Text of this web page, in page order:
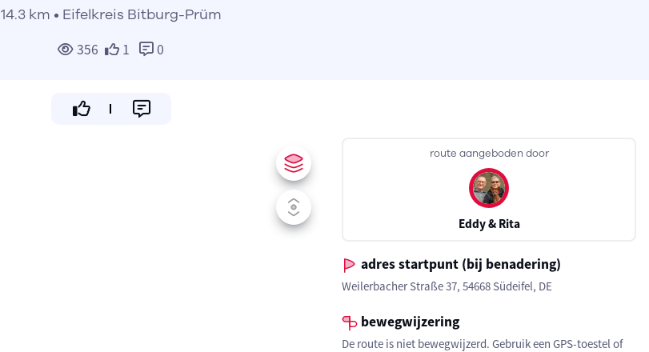
14.3 km • Eifelkreis Bitburg-Prüm
356 1 0
route aangeboden door
Eddy & Rita
adres startpunt (bij benadering)
Weilerbacher Straße 37, 54668 Südeifel, DE
bewegwijzering
De route is niet bewegwijzerd. Gebruik een GPS-toestel of